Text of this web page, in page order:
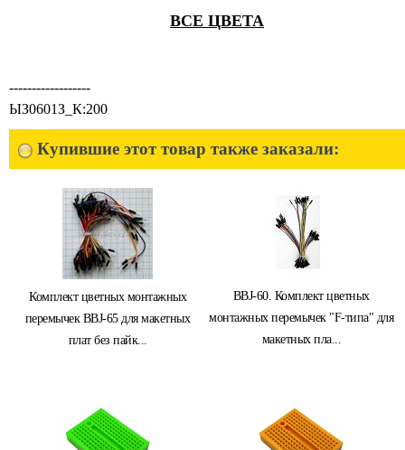
ВСЕ ЦВEТА
------------------
ЫЗ0601З_К:200
Купившие этот товар также заказали:
Комплект цветных монтажных
перемычек BBJ-65 для макетных
плат без пайк...
BBJ-60. Комплект цветных
монтажных перемычек "F-типа" для
макетных пла...